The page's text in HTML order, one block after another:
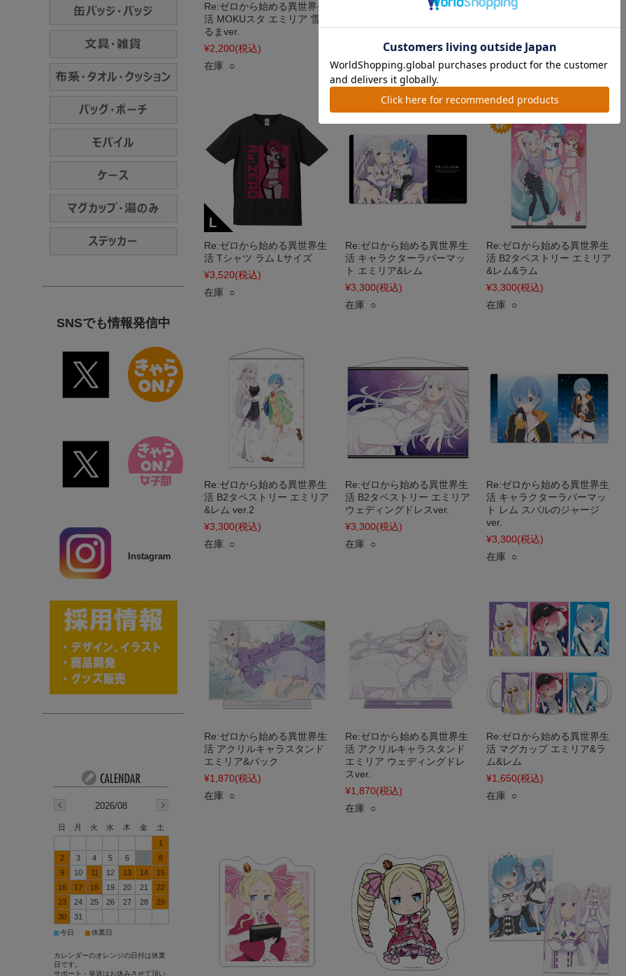
Re:ゼロから始める異世界生
活 MOKUスタ エミリア 雪だ
るまver.
¥2,200(税込)
在庫 ○
Re:ゼロから始める異世界生
ver.
(税込)
在庫 ○
Re:ゼロから始める異世界生
少期エミリア
¥2,200(税込)
在庫 ○
Re:ゼロから始める異世界生
活 Tシャツ ラム Lサイズ
¥3,520(税込)
在庫 ○
Re:ゼロから始める異世界生
活 キャラクターラバーマッ
ト エミリア&レム
¥3,300(税込)
在庫 ○
Re:ゼロから始める異世界生
活 B2タペストリー エミリア
&レム&ラム
¥3,300(税込)
在庫 ○
Re:ゼロから始める異世界生
活 B2タペストリー エミリア
&レム ver.2
¥3,300(税込)
在庫 ○
Re:ゼロから始める異世界生
活 B2タペストリー エミリア
ウェディングドレスver.
¥3,300(税込)
在庫 ○
Re:ゼロから始める異世界生
活 キャラクターラバーマッ
ト レム スバルのジャージ
ver.
¥3,300(税込)
在庫 ○
Re:ゼロから始める異世界生
活 アクリルキャラスタンド
エミリア&パック
¥1,870(税込)
在庫 ○
Re:ゼロから始める異世界生
活 アクリルキャラスタンド
エミリア ウェディングドレ
スver.
¥1,870(税込)
在庫 ○
Re:ゼロから始める異世界生
活 マグカップ エミリア&ラ
ム&レム
¥1,650(税込)
在庫 ○
SNSでも情報発信中
Instagram
2026/08
日 月 火 水 木 金
土
1
2
3 4 5 6 7
8
9
10 11 12 13 14
15
16
17 18 19 20 21
22
23
24 25 26 27 28
29
30
31
■今日 ■休業日
カレンダーのオレンジの日付は休業
日です。
サポート・発送はお休みさせて頂い